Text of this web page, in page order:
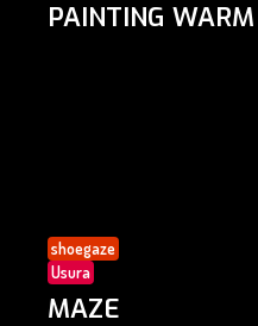
PAINTING WARM
shoegaze
Usura
MAZE